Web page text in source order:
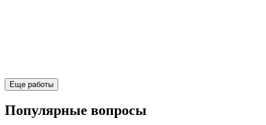
Еще работы
Популярные вопросы